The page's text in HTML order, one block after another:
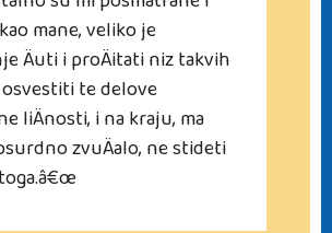
mane, veliko je
Äuti i proÄitati niz takvih
te delove
liÄnosti, i na kraju, ma
zvuÄalo, ne stideti